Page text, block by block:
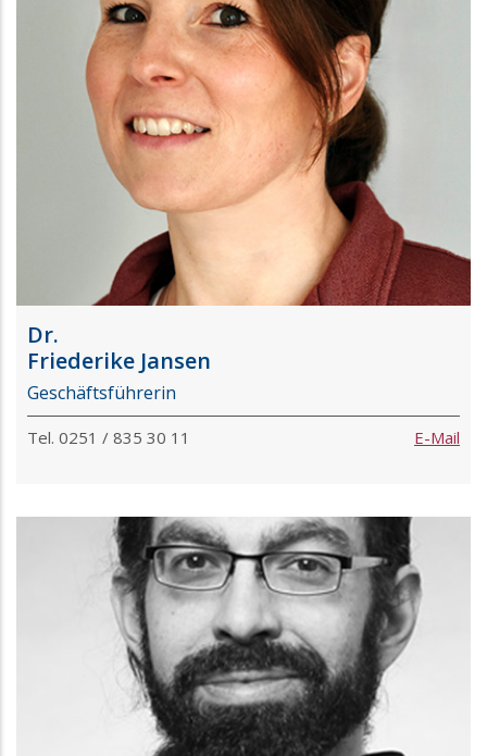
Dr.
Friederike Jansen
Geschäftsführerin
Tel. 0251 / 835 30 11 E-Mail